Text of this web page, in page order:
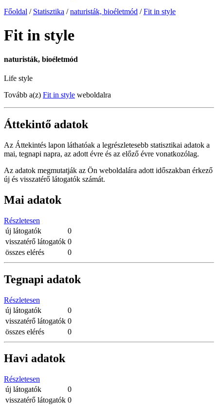
Főoldal / Statisztika /naturisták, bioéletmód /Fit in style
Fit in style
naturisták, bioéletmód
Life style
Tovább a(z) Fit in style weboldalra
Áttekintő adatok
Az Áttekintés lapon láthatóak a legrészletesebb statisztikai adatok a
mai, tegnapi napra, az adott évre és az előző évre vonatkozólag.
Az adatok megmutatják az Ön weboldalára adott időszakban érkező
új és visszatérő látogatók számát.
Mai adatok
Részletesen
új látogatók
0
visszatérő látogatók 0
összes elérés
0
Tegnapi adatok
Részletesen
új látogatók
0
visszatérő látogatók 0
összes elérés
0
Havi adatok
Részletesen
új látogatók
0
visszatérő látogatók 0